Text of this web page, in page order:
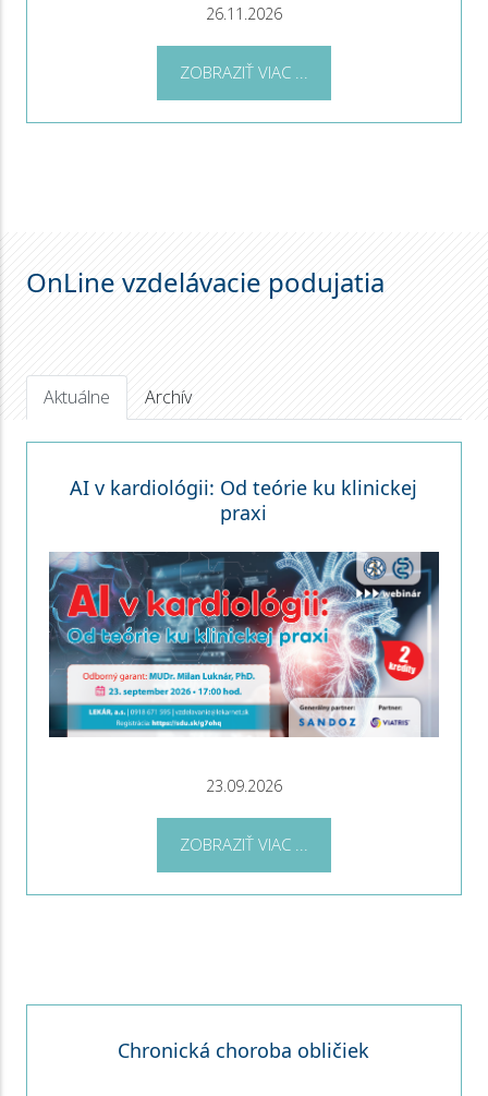
26.11.2026
ZOBRAZIŤ VIAC ...
OnLine vzdelávacie podujatia
Aktuálne Archív
AI v kardiológii: Od teórie ku klinickej
praxi
23.09.2026
ZOBRAZIŤ VIAC ...
Chronická choroba obličiek